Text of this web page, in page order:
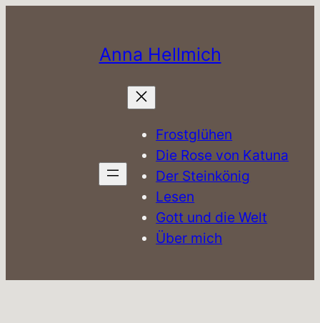
Anna Hellmich
Frostglühen
Die Rose von Katuna
Der Steinkönig
Lesen
Gott und die Welt
Über mich